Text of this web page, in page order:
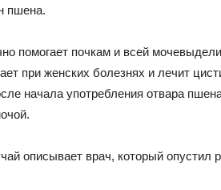
пшена.
помогает почкам и всей
при женских болезнях и лечит
начала употребления отвара
описывает врач, который опустил